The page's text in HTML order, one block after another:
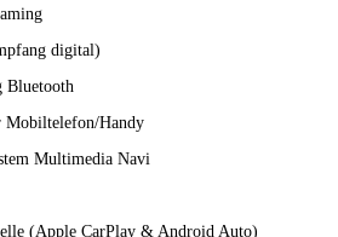
digital)
Bluetooth
Mobiltelefon/Handy
Multimedia Navi
(Apple CarPlay & Android Auto)